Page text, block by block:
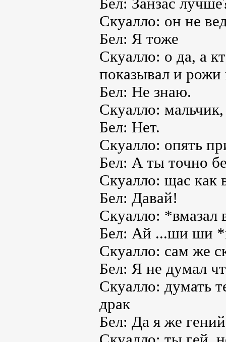
Бел: Занзас
Скуалло: он не
Бел: Я тоже
Скуалло: о да, а
показывал и рожи
Бел: Не знаю.
Скуалло:
Бел: Нет.
Скуалло: опять
Бел: А ты точно
Скуалло: щас как
Бел: Давай!
Скуалло: *вмазал
Бел: Ай ...ши ши
Скуалло: сам же
Бел: Я не думал
Скуалло: думать
драк
Бел: Да я же гений